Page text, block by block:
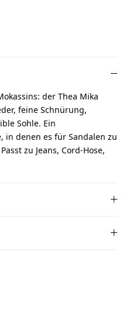
der Thea Mika
feine Schnürung,
Sohle. Ein
in denen es für Sandalen zu
zu Jeans, Cord-Hose,